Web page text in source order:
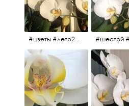
#цветы #лето2017 #седьмойнаподходе #шестой #всегодевять